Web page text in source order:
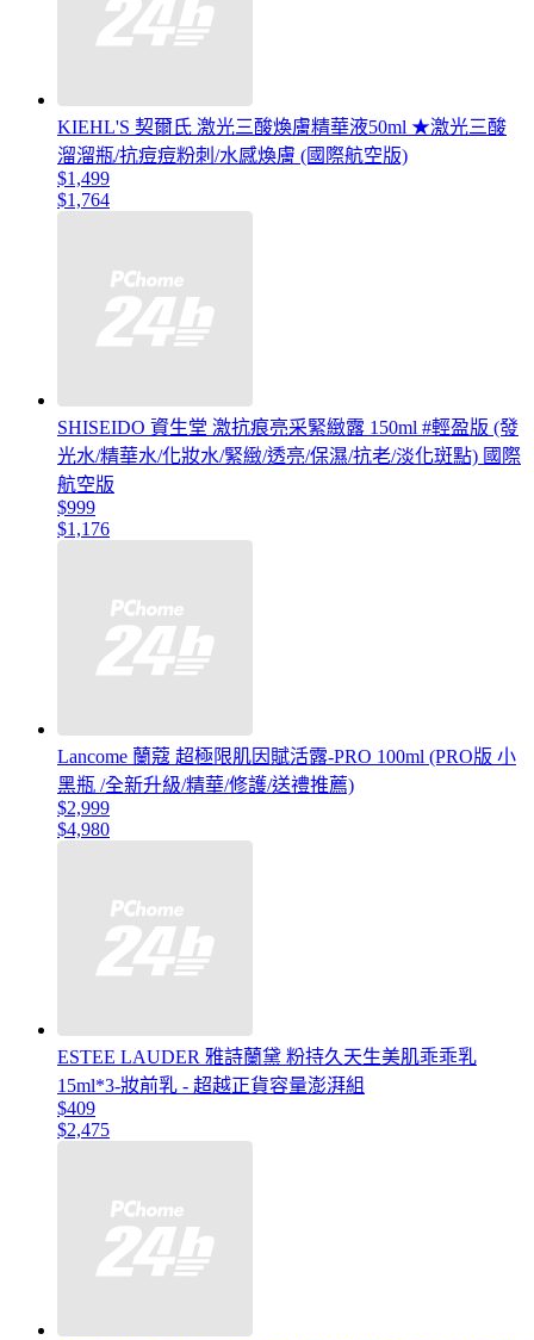
KIEHL'S 契爾氏 激光三酸煥膚精華液50ml ★激光三酸
溜溜瓶/抗痘痘粉刺/水感煥膚 (國際航空版)
$1,499
$1,764
SHISEIDO 資生堂 激抗痕亮采緊緻露 150ml #輕盈版 (發
光水/精華水/化妝水/緊緻/透亮/保濕/抗老/淡化斑點) 國際
航空版
$999
$1,176
Lancome 蘭蔻 超極限肌因賦活露-PRO 100ml (PRO版 小
黑瓶 /全新升級/精華/修護/送禮推薦)
$2,999
$4,980
ESTEE LAUDER 雅詩蘭黛 粉持久天生美肌乖乖乳
15ml*3-妝前乳 - 超越正貨容量澎湃組
$409
$2,475